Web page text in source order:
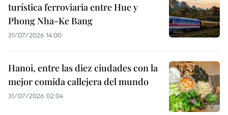
turística ferroviaria entre Hue y
Phong Nha-Ke Bang
31/07/2026 14:00
Hanoi, entre las diez ciudades con la
mejor comida callejera del mundo
31/07/2026 02:04